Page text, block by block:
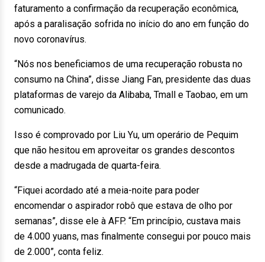
faturamento a confirmação da recuperação econômica,
após a paralisação sofrida no início do ano em função do
novo coronavírus.
“Nós nos beneficiamos de uma recuperação robusta no
consumo na China”, disse Jiang Fan, presidente das duas
plataformas de varejo da Alibaba, Tmall e Taobao, em um
comunicado.
Isso é comprovado por Liu Yu, um operário de Pequim
que não hesitou em aproveitar os grandes descontos
desde a madrugada de quarta-feira.
“Fiquei acordado até a meia-noite para poder
encomendar o aspirador robô que estava de olho por
semanas”, disse ele à AFP. “Em princípio, custava mais
de 4.000 yuans, mas finalmente consegui por pouco mais
de 2.000”, conta feliz.